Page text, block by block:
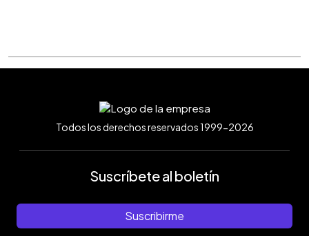
Todos los derechos reservados 1999-2026
Suscríbete al boletín
Suscribirme